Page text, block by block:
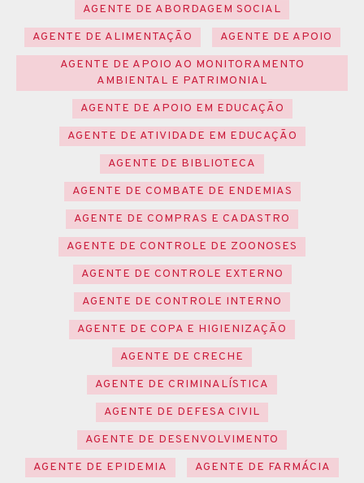
AGENTE DE ABORDAGEM SOCIAL
AGENTE DE ALIMENTAÇÃO
AGENTE DE APOIO
AGENTE DE APOIO AO MONITORAMENTO
AMBIENTAL E PATRIMONIAL
AGENTE DE APOIO EM EDUCAÇÃO
AGENTE DE ATIVIDADE EM EDUCAÇÃO
AGENTE DE BIBLIOTECA
AGENTE DE COMBATE DE ENDEMIAS
AGENTE DE COMPRAS E CADASTRO
AGENTE DE CONTROLE DE ZOONOSES
AGENTE DE CONTROLE EXTERNO
AGENTE DE CONTROLE INTERNO
AGENTE DE COPA E HIGIENIZAÇÃO
AGENTE DE CRECHE
AGENTE DE CRIMINALÍSTICA
AGENTE DE DEFESA CIVIL
AGENTE DE DESENVOLVIMENTO
AGENTE DE EPIDEMIA
AGENTE DE FARMÁCIA